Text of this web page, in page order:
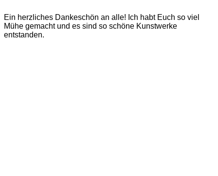
Ein herzliches Dankeschön an alle! Ich habt Euch so viel
Mühe gemacht und es sind so schöne Kunstwerke
entstanden.